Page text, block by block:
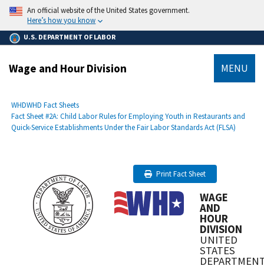
main
content
An official website of the United States government.
Here’s how you know
U.S. DEPARTMENT OF LABOR
Wage and Hour Division MENU
Breadcrumb
WHDWHD Fact Sheets
Fact Sheet #2A: Child Labor Rules for Employing Youth in Restaurants and
Quick-Service Establishments Under the Fair Labor Standards Act (FLSA)
Print Fact Sheet
WAGE
AND
HOUR
DIVISION
UNITED
STATES